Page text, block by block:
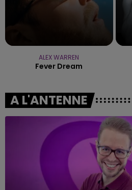
ALEX WARREN
Fever Dream
A L'ANTENNE